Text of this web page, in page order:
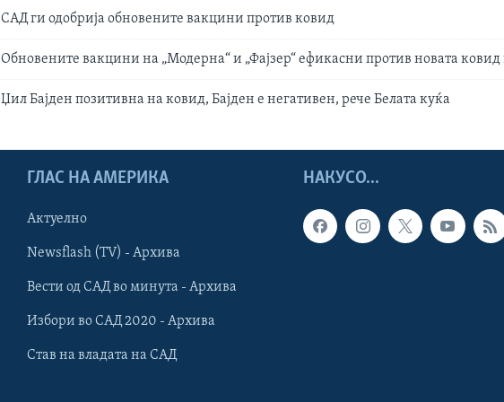
САД ги одобрија обновените вакцини против ковид
Обновените вакцини на „Модерна“ и „Фајзер“ ефикасни против новата ковид
Џил Бајден позитивна на ковид, Бајден е негативен, рече Белата куќа
НАКУСО...
ГЛАС НА АМЕРИКА
Актуелно
Newsflash (TV) - Архива
Вести од САД во минута - Архива
Избори во САД 2020 - Архива
Став на владата на САД